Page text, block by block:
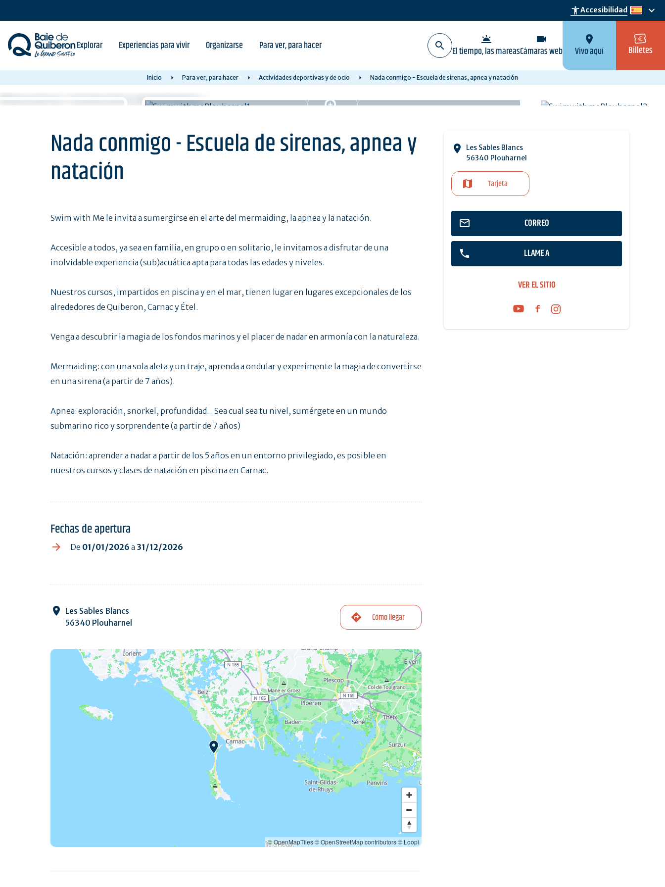
content
accessibility_newAccesibilidad es
keyboard_arrow_down
Explorar Experiencias para vivir Organizarse Para ver, para hacer wb_twilight
El tiempo, las mareas
videocam
Cámaras web
location_on
Vivo aquí Billetes
Inicio Para ver, para hacer Actividades deportivas y de ocio Nada conmigo - Escuela de sirenas, apnea y natación
Nada conmigo - Escuela de sirenas, apnea y
natación
Les Sables Blancs
56340 Plouharnel
Tarjeta
CORREO
LLAME A
VER EL SITIO
Swim with Me le invita a sumergirse en el arte del mermaiding, la apnea y la natación.
Accesible a todos, ya sea en familia, en grupo o en solitario, le invitamos a disfrutar de una
inolvidable experiencia (sub)acuática apta para todas las edades y niveles.
Nuestros cursos, impartidos en piscina y en el mar, tienen lugar en lugares excepcionales de los
alrededores de Quiberon, Carnac y Étel.
Venga a descubrir la magia de los fondos marinos y el placer de nadar en armonía con la naturaleza.
Mermaiding: con una sola aleta y un traje, aprenda a ondular y experimente la magia de convertirse
en una sirena (a partir de 7 años).
Apnea: exploración, snorkel, profundidad... Sea cual sea tu nivel, sumérgete en un mundo
submarino rico y sorprendente (a partir de 7 años)
Natación: aprender a nadar a partir de los 5 años en un entorno privilegiado, es posible en
nuestros cursos y clases de natación en piscina en Carnac.
Fechas de apertura
De 01/01/2026 a 31/12/2026
Les Sables Blancs
56340 Plouharnel
Cómo llegar
© OpenMapTiles© OpenStreetMap contributors© Loopi